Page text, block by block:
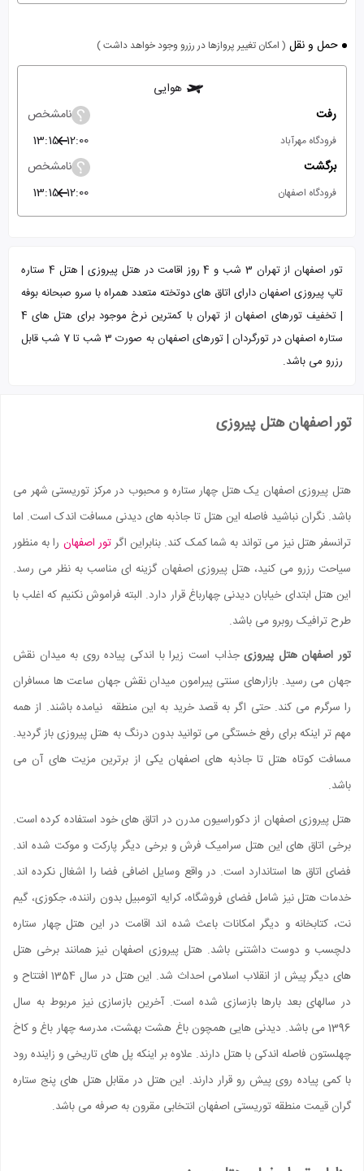
حمل و نقل ( امکان تغییر پروازها در رزرو وجود خواهد داشت )
هوایی
رفت
نامشخص
فرودگاه مهرآباد 12:00
13:15
برگشت
نامشخص
فرودگاه اصفهان 12:00
13:15
تور اصفهان از تهران 3 شب و 4 روز اقامت در هتل پیروزی | هتل 4 ستاره
تاپ پیروزی اصفهان دارای اتاق های دوتخته متعدد همراه با سرو صبحانه بوفه
| تخفیف تورهای اصفهان از تهران با کمترین نرخ موجود برای هتل های 4
ستاره اصفهان در تورگردان | تورهای اصفهان به صورت 3 شب تا 7 شب قابل
رزرو می باشد.
تور اصفهان هتل پیروزی
هتل پیروزی اصفهان یک هتل چهار ستاره و محبوب در مرکز توریستی شهر می
باشد. نگران نباشید فاصله این هتل تا جاذبه های دیدنی مسافت اندک است. اما
ترانسفر هتل نیز می تواند به شما کمک کند. بنابراین اگرتور اصفهان را به منظور
سیاحت رزرو می کنید، هتل پیروزی اصفهان گزینه ای مناسب به نظر می رسد.
این هتل ابتدای خیابان دیدنی چهارباغ قرار دارد. البته فراموش نکنیم که اغلب با
طرح ترافیک روبرو می باشد.
تور اصفهان هتل پیروزیجذاب است زیرا با اندکی پیاده روی به میدان نقش
جهان می رسید. بازارهای سنتی پیرامون میدان نقش جهان ساعت ها مسافران
را سرگرم می کند. حتی اگر به قصد خرید به این منطقه نیامده باشند. از همه
مهم تر اینکه برای رفع خستگی می توانید بدون درنگ به هتل پیروزی باز گردید.
مسافت کوتاه هتل تا جاذبه های اصفهان یکی از برترین مزیت های آن می
باشد.
هتل پیروزی اصفهان از دکوراسیون مدرن در اتاق های خود استفاده کرده است.
برخی اتاق های این هتل سرامیک فرش و برخی دیگر پارکت و موکت شده اند.
فضای اتاق ها استاندارد است. در واقع وسایل اضافی فضا را اشغال نکرده اند.
خدمات هتل نیز شامل فضای فروشگاه، کرایه اتومبیل بدون راننده، جکوزی، گیم
نت، کتابخانه و دیگر امکانات باعث شده اند اقامت در این هتل چهار ستاره
دلچسب و دوست داشتنی باشد. هتل پیروزی اصفهان نیز همانند برخی هتل
های دیگر پیش از انقلاب اسلامی احداث شد. این هتل در سال 1354 افتتاح و
در سالهای بعد بارها بازسازی شده است. آخرین بازسازی نیز مربوط به سال
1396 می باشد. دیدنی هایی همچون باغ هشت بهشت، مدرسه چهار باغ و کاخ
چهلستون فاصله اندکی با هتل دارند. علاوه بر اینکه پل های تاریخی و زاینده رود
با کمی پیاده روی پیش رو قرار دارند. این هتل در مقابل هتل های پنج ستاره
گران قیمت منطقه توریستی اصفهان انتخابی مقرون به صرفه می باشد.